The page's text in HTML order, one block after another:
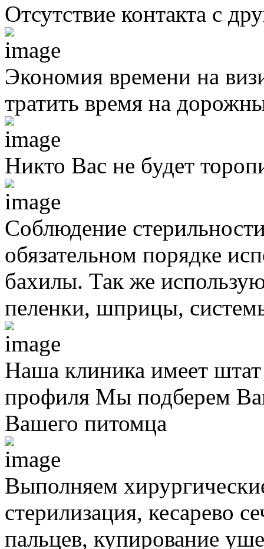
Отсутствие контакта с
Экономия времени на
тратить время на
Никто Вас не будет
Соблюдение
обязательном порядке
бахилы. Так же
пеленки, шприцы,
Наша клиника имеет
профиля Мы подберем
Вашего питомца
Выполняем
стерилизация, кесарево
пальцев, купирование